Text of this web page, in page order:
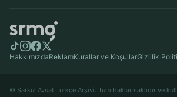
HakkımızdaReklamKurallar ve KoşullarGizlilik
© Şarkul Avsat Türkçe Arşivi. Tüm haklar saklıdır ve